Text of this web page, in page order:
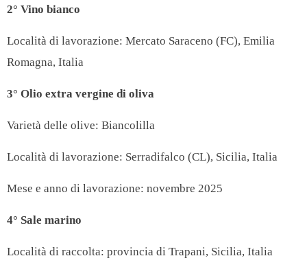
2° Vino bianco
Località di lavorazione: Mercato Saraceno (FC), Emilia
Romagna, Italia
3° Olio extra vergine di oliva
Varietà delle olive: Biancolilla
Località di lavorazione: Serradifalco (CL), Sicilia, Italia
Mese e anno di lavorazione: novembre 2025
4° Sale marino
Località di raccolta: provincia di Trapani, Sicilia, Italia